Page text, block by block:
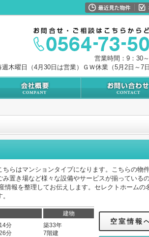
営業時間：9：30
木曜日（4月30日は営業）ＧＷ休業（5月2日～7日
らはマンションタイプになります。こちらの物
置き場など様々な設備やサービスが揃っている
報を整理してお伝えします。セレクトホームの
建物
分
分
築33年
7階建
空室情報